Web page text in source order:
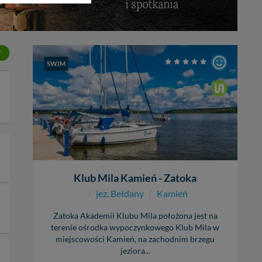
SWJM
Klub Mila Kamień - Zatoka
/ jez. Bełdany / Kamień
Zatoka Akademii Klubu Mila położona jest na
terenie ośrodka wypoczynkowego Klub Mila w
miejscowości Kamień, na zachodnim brzegu
jeziora...
ul. Wiejska 17,
zabronić ich
w odniesieniu do
- w pewnych